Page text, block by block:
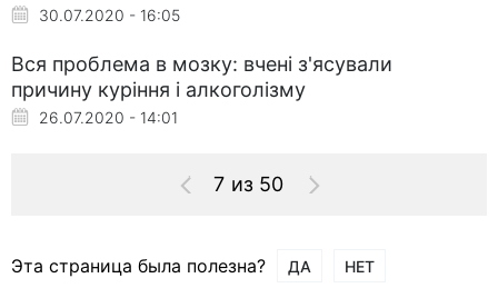
30.07.2020 - 16:05
Вся проблема в мозку: вчені з'ясували
причину куріння і алкоголізму
26.07.2020 - 14:01
7 из 50
Эта страница была полезна? ДА НЕТ